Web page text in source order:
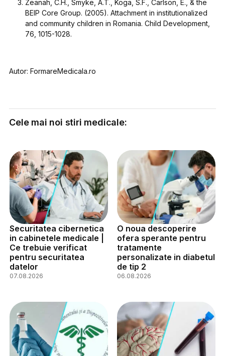
Zeanah, C.H., Smyke, A.T., Koga, S.F., Carlson, E., & the
BEIP Core Group. (2005). Attachment in institutionalized
and community children in Romania.Child Development,
76,1015-1028.
Autor: FormareMedicala.ro
Cele mai noi stiri medicale:
Securitatea cibernetica
in cabinetele medicale |
Ce trebuie verificat
pentru securitatea
datelor
07.08.2026
O noua descoperire
ofera sperante pentru
tratamente
personalizate in diabetul
de tip 2
06.08.2026